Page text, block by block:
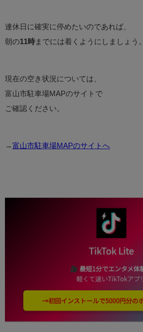
連休日に確実に停めたいのであれば、
朝の11時 までには着くようにしましょう。
現在の空き状況については、
富山市駐車場MAPのサイトで
ご確認ください。
→ 富山市駐車場MAPのサイトへ